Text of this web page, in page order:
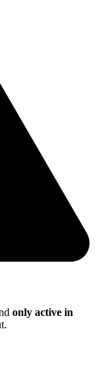
only active in